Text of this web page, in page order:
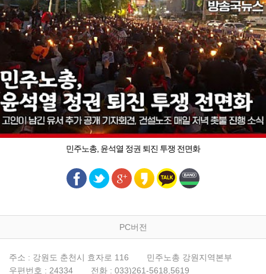
민주노총, 윤석열 정권 퇴진 투쟁 전면화
PC버전
주소 : 강원도 춘천시 효자로 116
민주노총 강원지역본부
우편번호 : 24334
전화 : 033)261-5618,5619